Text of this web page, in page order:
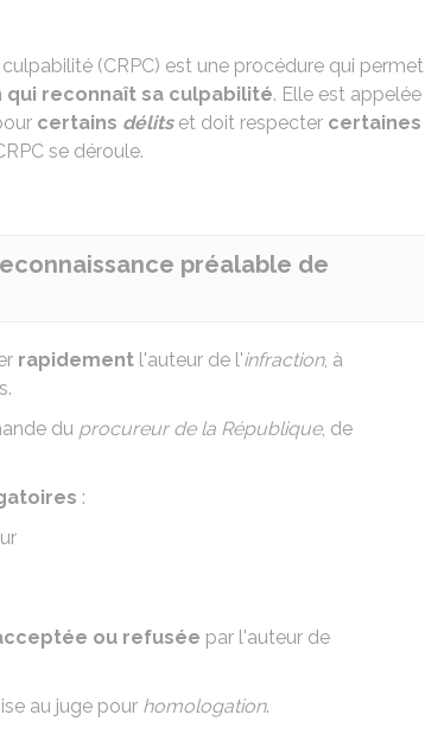
(CRPC) est une procédure qui permet
reconnaît sa culpabilité. Elle est appelée
certains délitset doit respecter certaines
se déroule.
préalable de
rapidement l'auteur de l'infraction, à
du procureur de la République, de
:
ou refusée par l'auteur de
au juge pour homologation.